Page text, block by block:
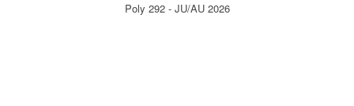
Poly 292 - JU/AU 2026